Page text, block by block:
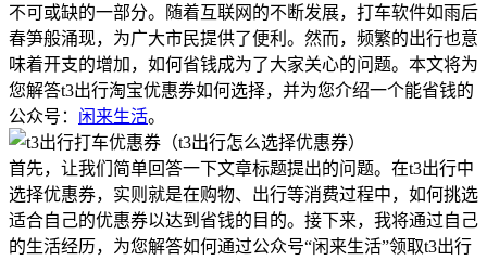
不可或缺的一部分。随着互联网的不断发展，打车软件如雨后
春笋般涌现，为广大市民提供了便利。然而，频繁的出行也意
味着开支的增加，如何省钱成为了大家关心的问题。本文将为
您解答t3出行淘宝优惠券如何选择，并为您介绍一个能省钱的
公众号： 闲来生活。
首先，让我们简单回答一下文章标题提出的问题。在t3出行中
选择优惠券，实则就是在购物、出行等消费过程中，如何挑选
适合自己的优惠券以达到省钱的目的。接下来，我将通过自己
的生活经历，为您解答如何通过公众号“闲来生活”领取t3出行